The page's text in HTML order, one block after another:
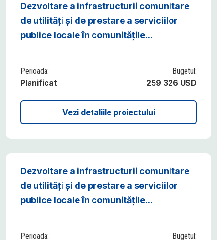
Dezvoltare a infrastructurii comunitare
de utilități și de prestare a serviciilor
publice locale în comunitățile...
Perioada:
Planificat
Bugetul:
259 326 USD
Vezi detaliile proiectului
Dezvoltare a infrastructurii comunitare
de utilități și de prestare a serviciilor
publice locale în comunitățile...
Perioada: Bugetul: